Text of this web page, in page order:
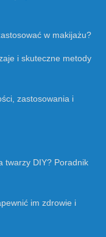
w makijażu?
i skuteczne metody
zastosowania i
twarzy DIY? Poradnik
im zdrowie i